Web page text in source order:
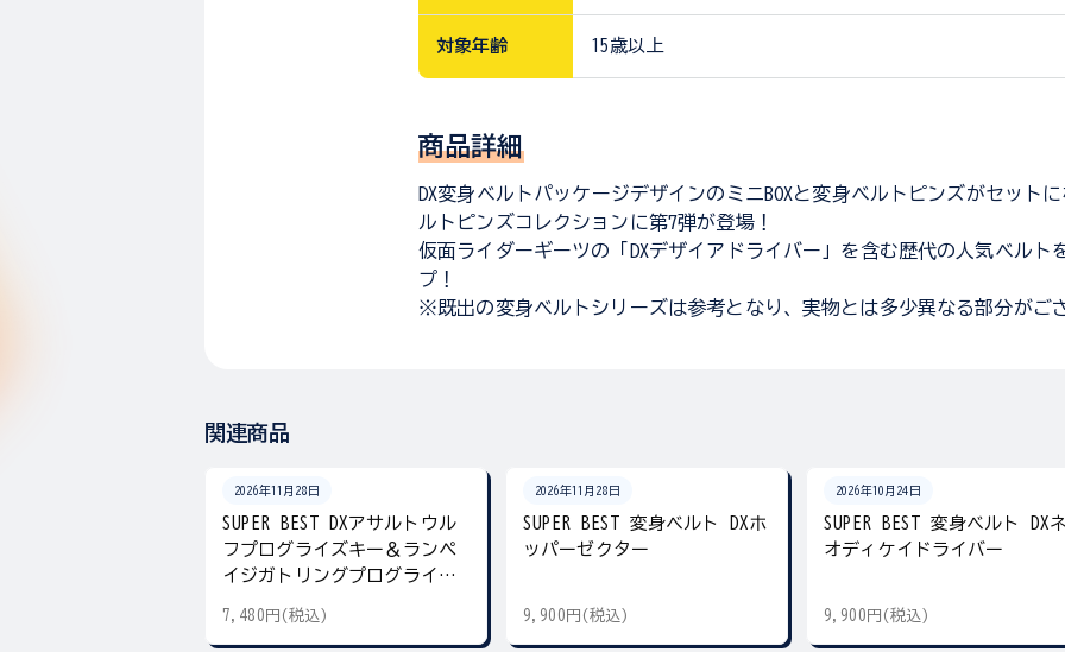
対象年齢 15歳以上
商品詳細
DX変身ベルトパッケージデザインのミニBOXと変身ベルトピンズがセット
ルトピンズコレクションに第7弾が登場！
仮面ライダーギーツの「DXデザイアドライバー」を含む歴代の人気ベルト
プ！
※既出の変身ベルトシリーズは参考となり、実物とは多少異なる部分がご
関連商品
2026年11月28日
SUPER BEST DXアサルトウル
フプログライズキー＆ランペ
イジガトリングプログライズ
7,480円(税込)
2026年11月28日
SUPER BEST 変身ベルト DXホ
ッパーゼクター
9,900円(税込)
2026年10月24日
SUPER BEST 変身ベルト DX
オディケイドライバー
9,900円(税込)